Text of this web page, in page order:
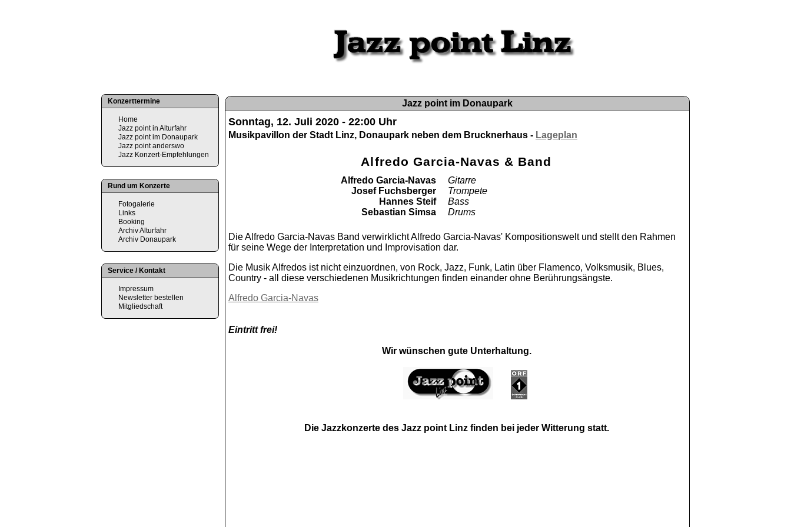
Konzerttermine
Home
Jazz point in Alturfahr
Jazz point im Donaupark
Jazz point anderswo
Jazz Konzert-Empfehlungen
Rund um Konzerte
Fotogalerie
Links
Booking
Archiv Alturfahr
Archiv Donaupark
Service / Kontakt
Impressum
Newsletter bestellen
Mitgliedschaft
Jazz point im Donaupark
Sonntag, 12. Juli 2020 - 22:00 Uhr
Musikpavillon der Stadt Linz, Donaupark neben dem Brucknerhaus - Lageplan
Alfredo Garcia-Navas & Band
Alfredo Garcia-Navas
Josef Fuchsberger
Hannes Steif
Sebastian Simsa
Gitarre
Trompete
Bass
Drums
Die Alfredo Garcia-Navas Band verwirklicht Alfredo Garcia-Navas' Kompositionswelt und stellt den Rahmen
für seine Wege der Interpretation und Improvisation dar.
Die Musik Alfredos ist nicht einzuordnen, von Rock, Jazz, Funk, Latin über Flamenco, Volksmusik, Blues,
Country - all diese verschiedenen Musikrichtungen finden einander ohne Berührungsängste.
Alfredo Garcia-Navas
Eintritt frei!
Wir wünschen gute Unterhaltung.
Die Jazzkonzerte des Jazz point Linz finden bei jeder Witterung statt.